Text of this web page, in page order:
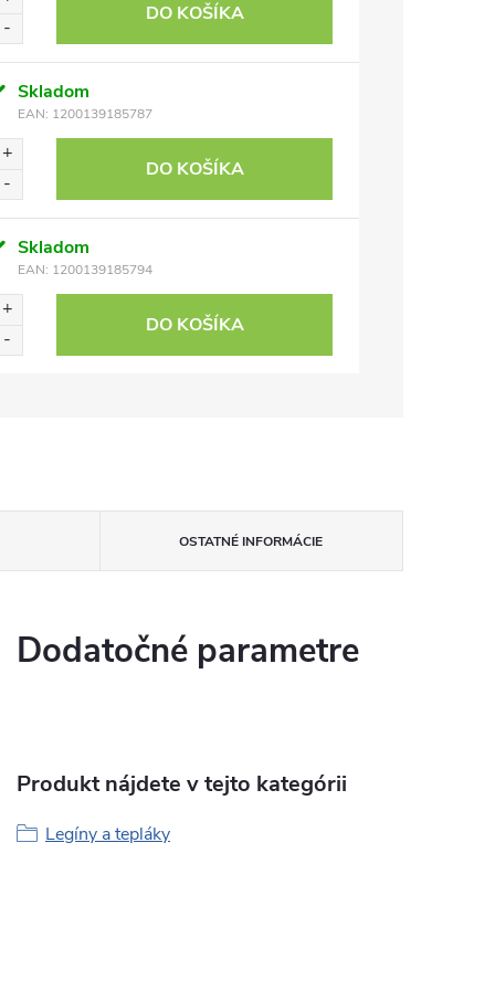
DO KOŠÍKA
Skladom
EAN: 1200139185787
DO KOŠÍKA
Skladom
EAN: 1200139185794
DO KOŠÍKA
OSTATNÉ INFORMÁCIE
Dodatočné parametre
Produkt nájdete v tejto kategórii
Legíny a tepláky